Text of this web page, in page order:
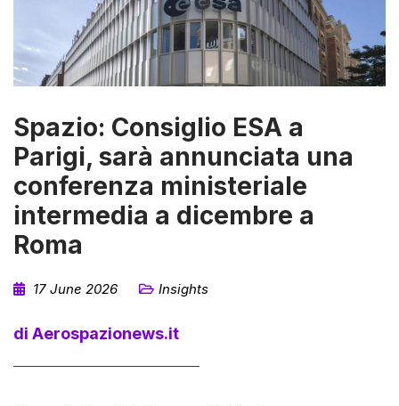
Spazio: Consiglio ESA a
Parigi, sarà annunciata una
conferenza ministeriale
intermedia a dicembre a
Roma
17 June 2026 Insights
di Aerospazionews.it